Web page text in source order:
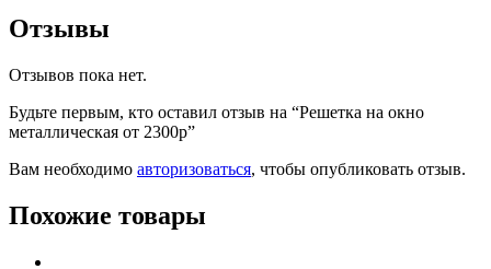
Отзывы
Отзывов пока нет.
Будьте первым, кто оставил отзыв на “Решетка на окно
металлическая от 2300р”
Вам необходимо авторизоваться, чтобы опубликовать отзыв.
Похожие товары